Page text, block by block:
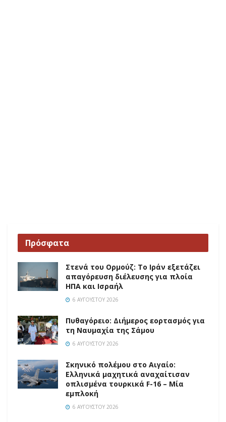
Πρόσφατα
Στενά του Ορμούζ: Το Ιράν εξετάζει
απαγόρευση διέλευσης για πλοία
ΗΠΑ και Ισραήλ
6 ΑΥΓΟΎΣΤΟΥ 2026
Πυθαγόρειο: Διήμερος εορτασμός για
τη Ναυμαχία της Σάμου
6 ΑΥΓΟΎΣΤΟΥ 2026
Σκηνικό πολέμου στο Αιγαίο:
Ελληνικά μαχητικά αναχαίτισαν
οπλισμένα τουρκικά F-16 – Μία
εμπλοκή
6 ΑΥΓΟΎΣΤΟΥ 2026